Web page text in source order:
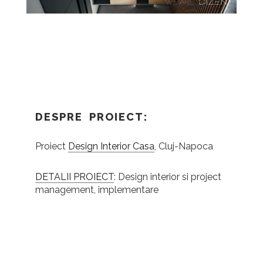
DESPRE PROIECT:
Proiect Design Interior Casa, Cluj-Napoca
DETALII PROIECT: Design interior si project
management, implementare